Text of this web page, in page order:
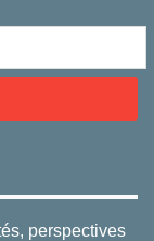
perspectives